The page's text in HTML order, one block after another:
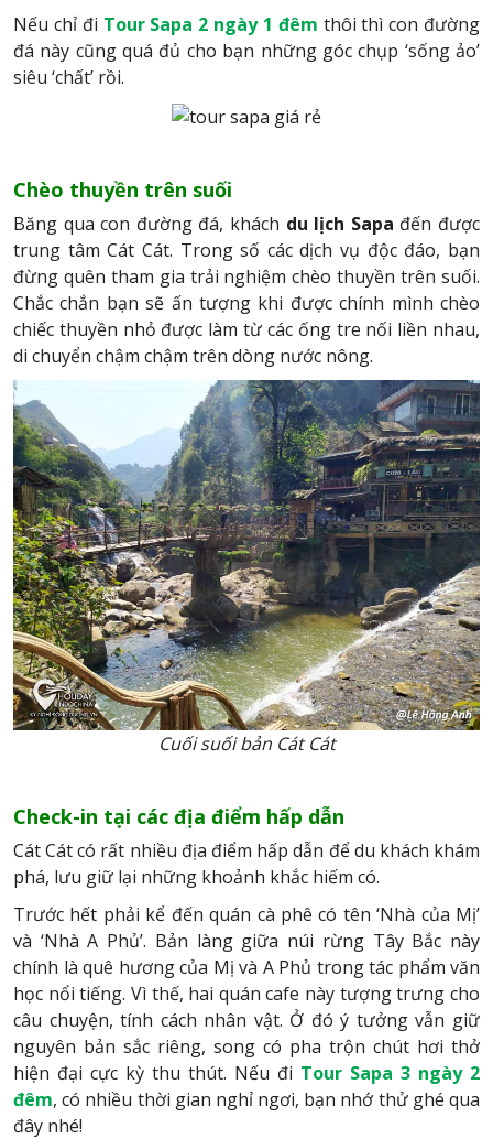
Nếu chỉ đi Tour Sapa 2 ngày 1 đêm thôi thì con đường
đá này cũng quá đủ cho bạn những góc chụp ‘sống ảo’
siêu ‘chất’ rồi.
Chèo thuyền trên suối
Băng qua con đường đá, khách du lịch Sapa đến được
trung tâm Cát Cát. Trong số các dịch vụ độc đáo, bạn
đừng quên tham gia trải nghiệm chèo thuyền trên suối.
Chắc chắn bạn sẽ ấn tượng khi được chính mình chèo
chiếc thuyền nhỏ được làm từ các ống tre nối liền nhau,
di chuyển chậm chậm trên dòng nước nông.
Cuối suối bản Cát Cát
Check-in tại các địa điểm hấp dẫn
Cát Cát có rất nhiều địa điểm hấp dẫn để du khách khám
phá, lưu giữ lại những khoảnh khắc hiếm có.
Trước hết phải kể đến quán cà phê có tên ‘Nhà của Mị’
và ‘Nhà A Phủ’. Bản làng giữa núi rừng Tây Bắc này
chính là quê hương của Mị và A Phủ trong tác phẩm văn
học nổi tiếng. Vì thế, hai quán cafe này tượng trưng cho
câu chuyện, tính cách nhân vật. Ở đó ý tưởng vẫn giữ
nguyên bản sắc riêng, song có pha trộn chút hơi thở
hiện đại cực kỳ thu thút. Nếu đi Tour Sapa 3 ngày 2
đêm, có nhiều thời gian nghỉ ngơi, bạn nhớ thử ghé qua
đây nhé!